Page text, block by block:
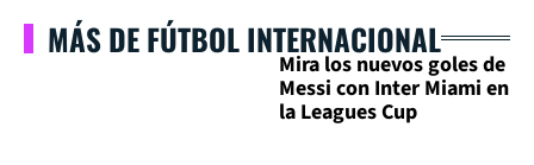
MÁS DE FÚTBOL INTERNACIONAL
Mira los nuevos goles de
Messi con Inter Miami en
la Leagues Cup